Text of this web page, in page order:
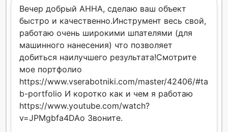
Вечер добрый АННА, сделаю ваш объект
быстро и качественно.Инструмент весь свой,
работаю очень широкими шпателями (для
машинного нанесения) что позволяет
добиться наилучшего результата!Смотрите
мое портфолио
https://www.vserabotniki.com/master/42406/#ta
b-portfolio И коротко как и чем я работаю
https://www.youtube.com/watch?
v=JPMgbfa4DAo Звоните.